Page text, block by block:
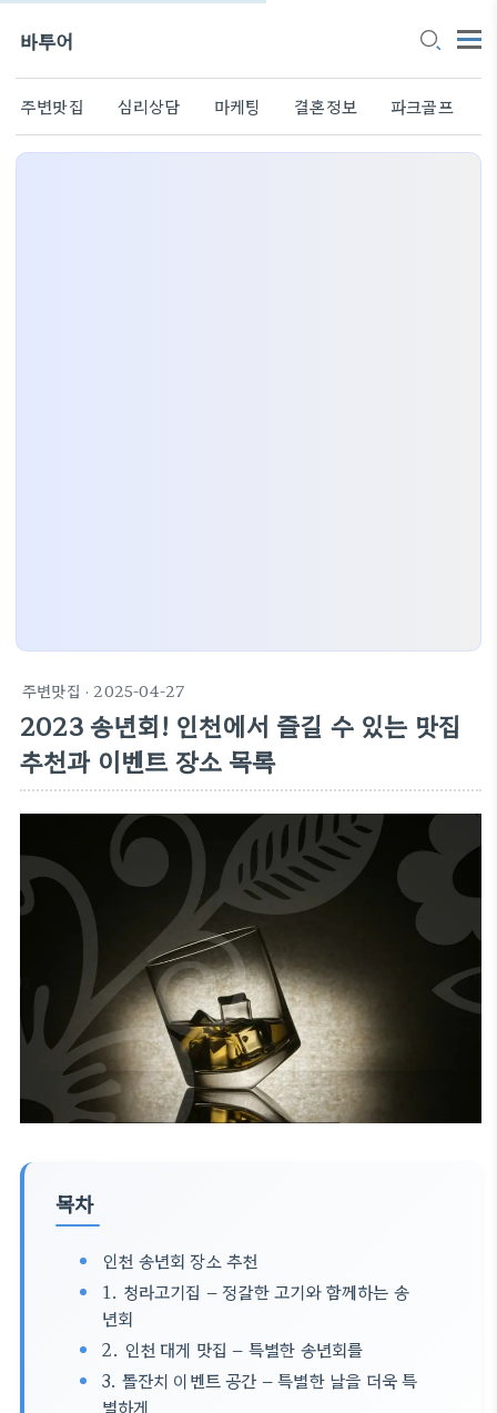
바투어
주변맛집 심리상담 마케팅 결혼정보 파크골프
주변맛집 · 2025-04-27
2023 송년회! 인천에서 즐길 수 있는 맛집
추천과 이벤트 장소 목록
목차
인천 송년회 장소 추천
1. 청라고기집 – 정갈한 고기와 함께하는 송
년회
2. 인천 대게 맛집 – 특별한 송년회를
3. 돌잔치 이벤트 공간 – 특별한 날을 더욱 특
별하게